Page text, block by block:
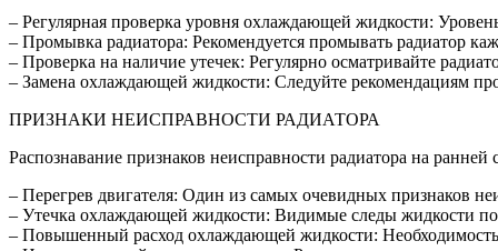
– Регулярная проверка уровня охлаждающей жидкости:
– Промывка радиатора: Рекомендуется промывать радиатор
– Проверка на наличие утечек: Регулярно осматривайте
– Замена охлаждающей жидкости: Следуйте рекомендациям
ПРИЗНАКИ НЕИСПРАВНОСТИ РАДИАТОРА
Распознавание признаков неисправности радиатора на
– Перегрев двигателя: Один из самых очевидных признаков
– Утечка охлаждающей жидкости: Видимые следы жидкости
– Повышенный расход охлаждающей жидкости: Необходимость